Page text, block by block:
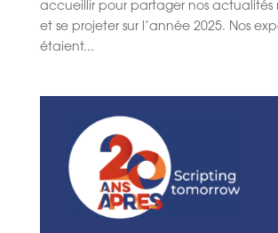
accueillir pour partager nos actualités
et se projeter sur l’année 2025. Nos
étaient...